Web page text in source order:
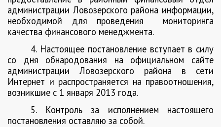
администрации Ловозерского района информации,
необходимой для проведения
мониторинга
качества финансового менеджмента.
4. Настоящее постановление вступает в силу
со дня обнародования на официальном сайте
администрации Ловозерского района в сети
Интернет и распространяется на правоотношения,
возникшие с 1 января 2013 года.
5. Контроль за исполнением настоящего
постановления оставляю за собой.